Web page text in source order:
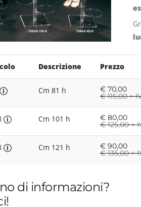
Descrizione Prezzo
Cm 81 h € 70,00
€115,00 +
Cm 101 h € 80,00
€125,00 +
Cm 121 h € 90,00
€135,00 +
di informazioni?